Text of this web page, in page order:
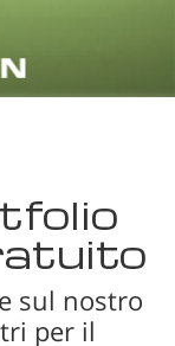
sul nostro
per il